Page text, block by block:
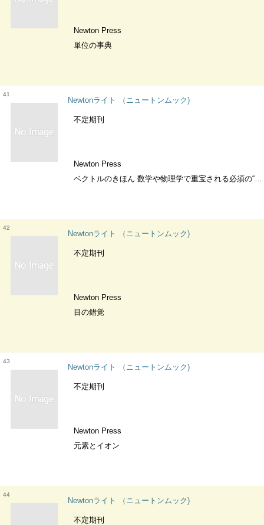
Newton Press
単位の事典
41
Newtonライト （ニュートンムック)
不定期刊
Newton Press
ベクトルのきほん 数学や物理学で重宝される必須の“矢印”
42
Newtonライト （ニュートンムック)
不定期刊
Newton Press
目の錯覚
43
Newtonライト （ニュートンムック)
不定期刊
Newton Press
元素とイオン
44
Newtonライト （ニュートンムック)
不定期刊